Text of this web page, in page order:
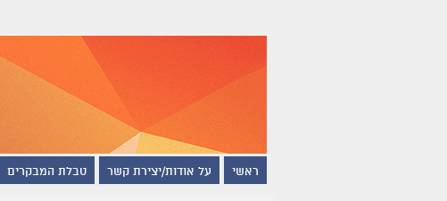
ראשי על אודות/יצירת קשר טבלת המבקרים